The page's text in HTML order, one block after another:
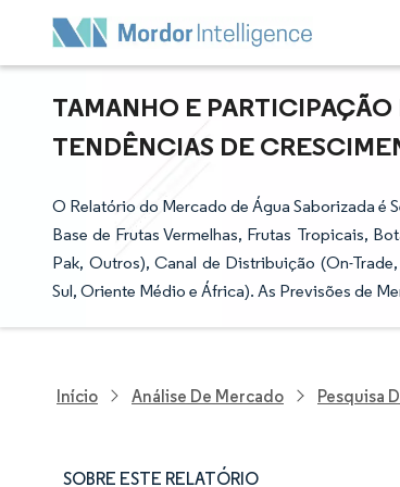
TAMANHO E
TENDÊNCIAS DE
O Relatório do Mercado de Água Saborizada é
Base de Frutas Vermelhas, Frutas Tropicais,
Pak, Outros), Canal de Distribuição (On-
Sul, Oriente Médio e África). As Previsões de
Início Análise De Mercado Pesquisa
SOBRE ESTE RELATÓRIO